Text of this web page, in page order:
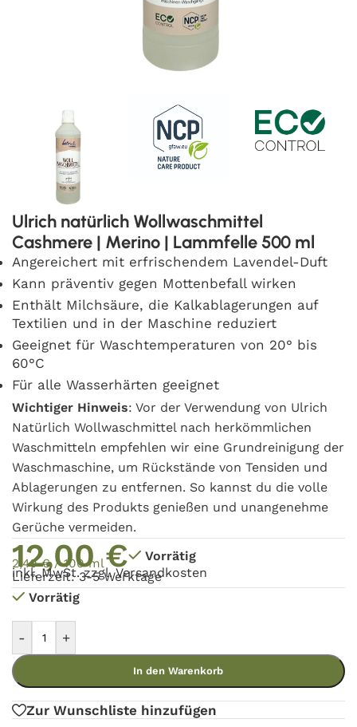
Ulrich natürlich Wollwaschmittel
Cashmere | Merino | Lammfelle 500 ml
Angereichert mit erfrischendem Lavendel-Duft
Kann präventiv gegen Mottenbefall wirken
Enthält Milchsäure, die Kalkablagerungen auf
Textilien und in der Maschine reduziert
Geeignet für Waschtemperaturen von 20° bis
60°C
Für alle Wasserhärten geeignet
Wichtiger Hinweis: Vor der Verwendung von Ulrich
Natürlich Wollwaschmittel nach herkömmlichen
Waschmitteln empfehlen wir eine Grundreinigung der
Waschmaschine, um Rückstände von Tensiden und
Ablagerungen zu entfernen. So kannst du die volle
Wirkung des Produkts genießen und unangenehme
Gerüche vermeiden.
12,00€ Vorrätig
2,40€/100 ml
inkl. MwSt. zzgl.Versandkosten
Lieferzeit: 3-5 Werktage
Vorrätig
- +
In den Warenkorb
Zur Wunschliste hinzufügen